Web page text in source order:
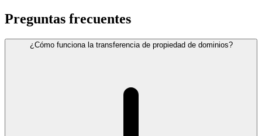
Preguntas frecuentes
¿Cómo funciona la transferencia de propiedad de dominios?